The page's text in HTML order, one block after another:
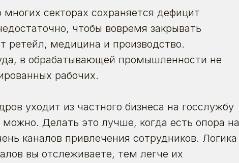
многих секторах сохраняется дефицит
чтобы вовремя закрывать
ретейл, медицина и производство.
в обрабатывающей промышленности не
рабочих.
уходит из частного бизнеса на госслужбу
Делать это лучше, когда есть опора на
каналов привлечения сотрудников. Логика
вы отслеживаете, тем легче их